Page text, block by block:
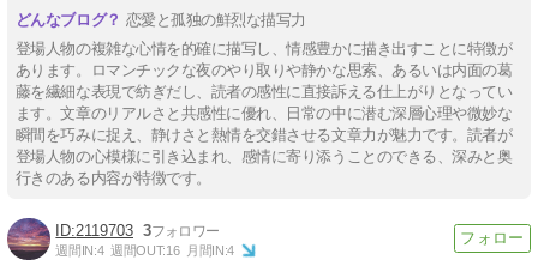
恋愛と孤独の鮮烈な描写力
登場人物の複雑な心情を的確に描写し、情感豊かに描き出すことに特徴が
あります。ロマンチックな夜のやり取りや静かな思索、あるいは内面の葛
藤を繊細な表現で紡ぎだし、読者の感性に直接訴える仕上がりとなってい
ます。文章のリアルさと共感性に優れ、日常の中に潜む深層心理や微妙な
瞬間を巧みに捉え、静けさと熱情を交錯させる文章力が魅力です。読者が
登場人物の心模様に引き込まれ、感情に寄り添うことのできる、深みと奥
行きのある内容が特徴です。
2119703 3
週間IN:4 週間OUT:16 月間IN:4